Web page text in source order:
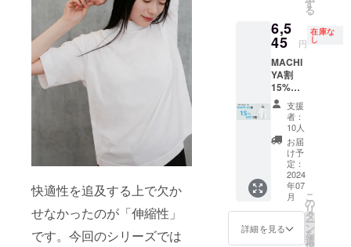
快適性を追及する上で欠か
せなかったのが「伸縮性」
です。今回のシリーズでは
定数5
一般予
定販売
価格
40,700
円の
19％OF
⇒32,96
7円
（税・
送料込
み）
す
る
6,5
45 円
在庫な
し
MACHI
YA割
15%OF
F ク
ルー
ネック
サイズ
M 限定
10 一般
予定販
売価格
7,700円
の
15％OF
F
支援
者：
10人
お届
け予
定：
2024
年07
月
詳細を見る
こ
の
リ
タ
ー
ン
を
選